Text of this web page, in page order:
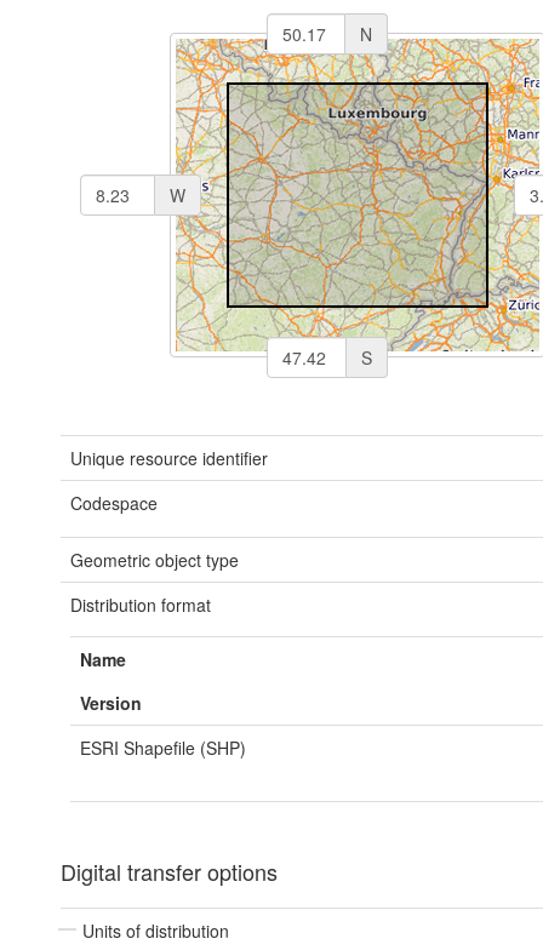
N
S
W
Unique resource identifier
Codespace
Geometric object type
Distribution format
Name
Version
ESRI Shapefile (SHP)
Digital transfer options
Units of distribution